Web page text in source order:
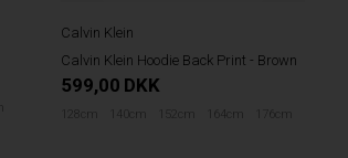
Calvin Klein
Calvin Klein Hoodie Back Print - Brown
599,00 DKK
140cm 164cm